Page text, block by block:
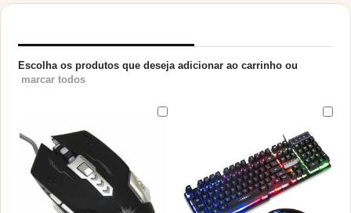
Escolha os produtos que deseja adicionar ao carrinho ou
marcar todos